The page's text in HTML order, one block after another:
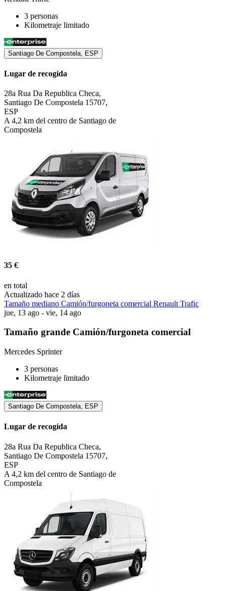
3 personas
Kilometraje limitado
Santiago De Compostela, ESP
Lugar de recogida
28a Rua Da Republica Checa,
Santiago De Compostela 15707,
ESP
A 4,2 km del centro de Santiago de
Compostela
35 €
en total
Actualizado hace 2 días
Tamaño mediano Camión/furgoneta comercial Renault Trafic
jue, 13 ago - vie, 14 ago
Tamaño grande Camión/furgoneta comercial
Mercedes Sprinter
3 personas
Kilometraje limitado
Santiago De Compostela, ESP
Lugar de recogida
28a Rua Da Republica Checa,
Santiago De Compostela 15707,
ESP
A 4,2 km del centro de Santiago de
Compostela